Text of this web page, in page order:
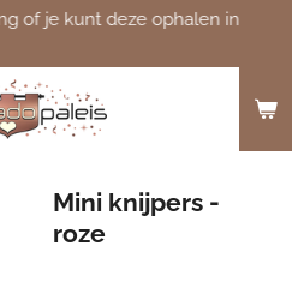
of je kunt deze ophalen in
Mini knijpers -
roze